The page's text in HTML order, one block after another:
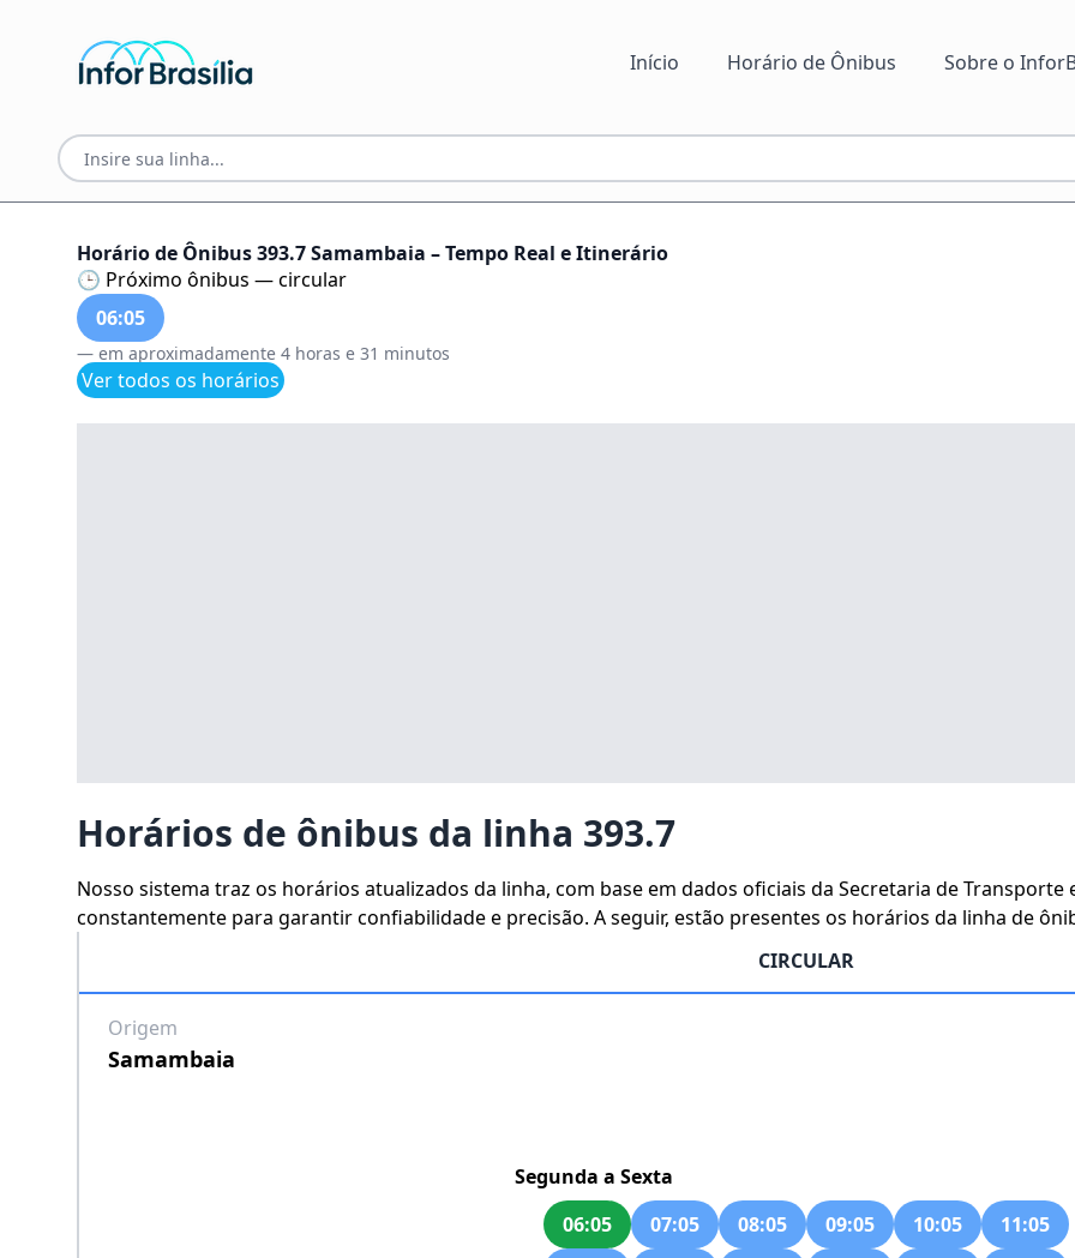
Início Horário de Ônibus Sobre o
Horário de Ônibus 393.7 Samambaia – Tempo Real e Itinerário
🕒 Próximo ônibus — circular
06:05
— em aproximadamente 4 horas e 31 minutos
Ver todos os horários
Horários de ônibus da linha 393.7
Nosso sistema traz os horários atualizados da linha, com base em dados oficiais da Secretaria de
constantemente para garantir confiabilidade e precisão. A seguir, estão presentes os horários da linha de
CIRCULAR
Origem
Samambaia
Segunda a Sexta
06:05
07:05 08:05 09:05 10:05
11:05